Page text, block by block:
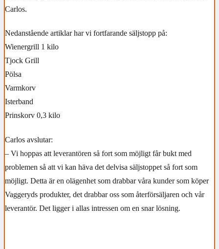
Carlos.
Nedanstående artiklar har vi fortfarande säljstopp på:
Wienergrill 1 kilo
Tjock Grill
Pölsa
Varmkorv
Isterband
Prinskorv 0,3 kilo
Carlos avslutar:
– Vi hoppas att leverantören så fort som möjligt får bukt med
problemen så att vi kan häva det delvisa säljstoppet så fort som
möjligt. Detta är en olägenhet som drabbar våra kunder som köper
Vaggeryds produkter, det drabbar oss som återförsäljaren och vår
leverantör. Det ligger i allas intressen om en snar lösning.